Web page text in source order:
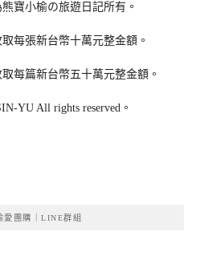
寶小榆の旅遊日記所有。
每張新台幣十萬元整金額。
每篇新台幣五十萬元整金額。
YU All rights reserved。
愛團購｜LINE群組